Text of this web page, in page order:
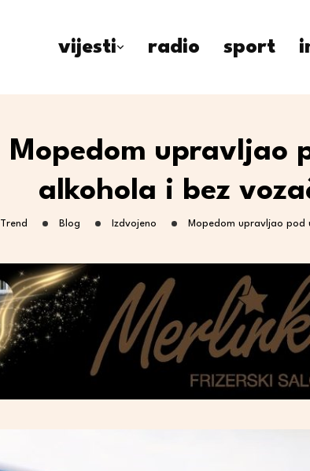
vijesti radio sport
Mopedom upravljao
alkohola i bez
Trend Blog Izdvojeno Mopedom upravljao pod